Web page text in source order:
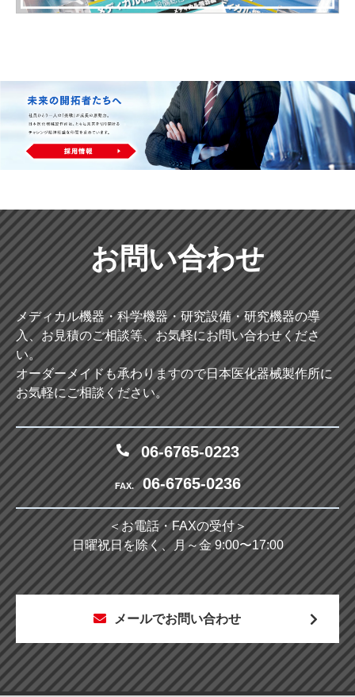
お問い合わせ
メディカル機器・科学機器・研究設備・研究機器の導
入、お見積のご相談等、お気軽にお問い合わせくださ
い。
オーダーメイドも承わりますので日本医化器械製作所に
お気軽にご相談ください。
06-6765-0223
FAX. 06-6765-0236
＜お電話・FAXの受付＞
日曜祝日を除く、月～金 9:00〜17:00
メールでお問い合わせ